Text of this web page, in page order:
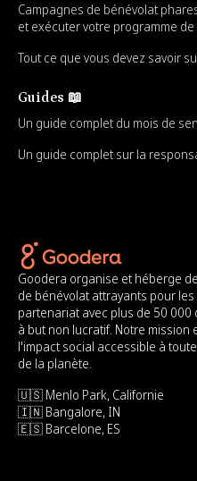
Campagnes de bénévolat
et exécuter votre programme
Tout ce que vous devez savoir
Guides 📖
Un guide complet du mois de
Un guide complet sur la
Goodera organise et héberge
de bénévolat attrayants pour les
partenariat avec plus de 50 000
à but non lucratif. Notre mission
l'impact social accessible à
de la planète.
🇺🇸 Menlo Park, Californie
🇮🇳 Bangalore, IN
🇪🇸 Barcelone, ES